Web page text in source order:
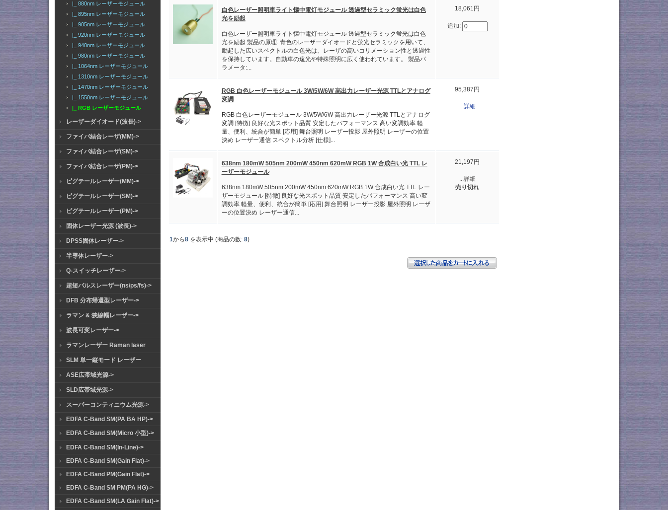
|_ 880nm レーザーモジュール
|_ 895nm レーザーモジュール
|_ 905nm レーザーモジュール
|_ 920nm レーザーモジュール
|_ 940nm レーザーモジュール
|_ 980nm レーザーモジュール
|_ 1064nm レーザーモジュール
|_ 1310nm レーザーモジュール
|_ 1470nm レーザーモジュール
|_ 1550nm レーザーモジュール
|_ RGB レーザーモジュール
レーザーダイオード(波長)->
ファイバ結合レーザ(MM)->
ファイバ結合レーザ(SM)->
ファイバ結合レーザ(PM)->
ピグテールレーザー(MM)->
ピグテールレーザー(SM)->
ピグテールレーザー(PM)->
固体レーザー光源 (波長)->
DPSS固体レーザー->
半導体レーザー->
Q-スイッチレーザー->
超短パルスレーザー(ns/ps/fs)->
DFB 分布帰還型レーザー->
ラマン & 狭線幅レーザー->
波長可変レーザー->
ラマンレーザー Raman laser
SLM 単一縦モード レーザー
ASE広帯域光源->
SLD広帯域光源->
スーパーコンティニウム光源->
EDFA C-Band SM(PA BA HP)->
EDFA C-Band SM(Micro 小型)->
EDFA C-Band SM(In-Line)->
EDFA C-Band SM(Gain Flat)->
EDFA C-Band PM(Gain Flat)->
EDFA C-Band SM PM(PA HG)->
EDFA C-Band SM(LA Gain Flat)->
白色レーザー照明車ライト懐中電灯モジュール 透過型セラミック蛍光は白色
光を励起
白色レーザー照明車ライト懐中電灯モジュール 透過型セラミック蛍光は白色
光を励起 製品の原理: 青色のレーザーダイオードと蛍光セラミックを用いて、
励起した広いスペクトルの白色光は、レーザの高いコリメーション性と透過性
を保持しています。自動車の遠光や特殊照明に広く使われています。 製品パ
ラメータ:...
18,061円
追加:
RGB 白色レーザーモジュール 3W/5W/6W 高出力レーザー光源 TTLとアナログ
変調
RGB 白色レーザーモジュール 3W/5W/6W 高出力レーザー光源 TTLとアナログ
変調 [特徴] 良好な光スポット品質 安定したパフォーマンス 高い変調効率 軽
量、便利、統合が簡単 [応用] 舞台照明 レーザー投影 屋外照明 レーザーの位置
決め レーザー通信 スペクトル分析 [仕様]...
95,387円
...詳細
638nm 180mW 505nm 200mW 450nm 620mW RGB 1W 合成白い光 TTL レ
ーザーモジュール
638nm 180mW 505nm 200mW 450nm 620mW RGB 1W 合成白い光 TTL レー
ザーモジュール [特徴] 良好な光スポット品質 安定したパフォーマンス 高い変
調効率 軽量、便利、統合が簡単 [応用] 舞台照明 レーザー投影 屋外照明 レーザ
ーの位置決め レーザー通信...
21,197円
...詳細
売り切れ
1から8を表示中 (商品の数: 8)